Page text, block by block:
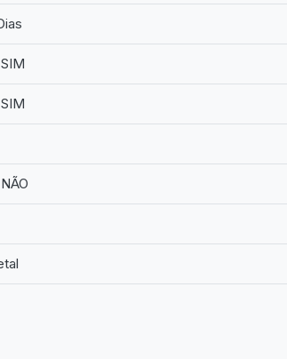
SIM
SIM
NÃO